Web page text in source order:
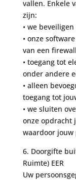
vallen. Enkele
zijn:
• we
• onze
van een
• toegang tot
onder andere
• alleen
toegang tot
• we sluiten
onze opdracht
waardoor jouw
6. Doorgifte
Ruimte) EER
Uw